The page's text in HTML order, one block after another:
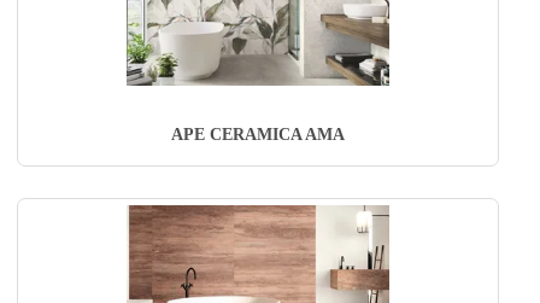
APE CERAMICA AMA